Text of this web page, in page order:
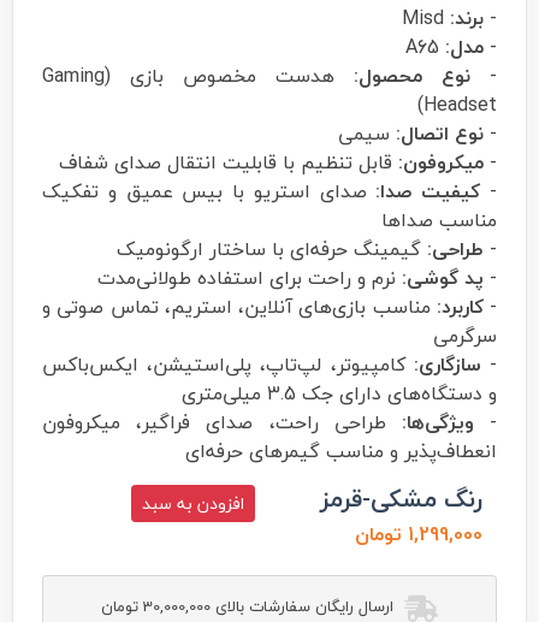
- برند:
- مدل:
- نوع محصول:
هدست مخصوص بازی (Gaming
Headset)
- نوع اتصال: سیمی
- میکروفون: قابل تنظیم با قابلیت انتقال صدای شفاف
- کیفیت صدا: صدای استریو با بیس عمیق و تفکیک
مناسب صداها
- طراحی: گیمینگ حرفه‌ای با ساختار ارگونومیک
- پد گوشی: نرم و راحت برای استفاده طولانی‌مدت
-کاربرد: مناسب بازی‌های آنلاین، استریم، تماس صوتی و
سرگرمی
- سازگاری: کامپیوتر، لپ‌تاپ، پلی‌استیشن، ایکس‌باکس
و دستگاه‌های دارای جک 3.5 میلی‌متری
- ویژگی‌ها: طراحی راحت، صدای فراگیر، میکروفون
انعطاف‌پذیر و مناسب گیمرهای حرفه‌ای
رنگ مشکی-قرمز
1,299,000 تومان
افزودن به سبد
ارسال رایگان سفارشات بالای 30,000,000 تومان